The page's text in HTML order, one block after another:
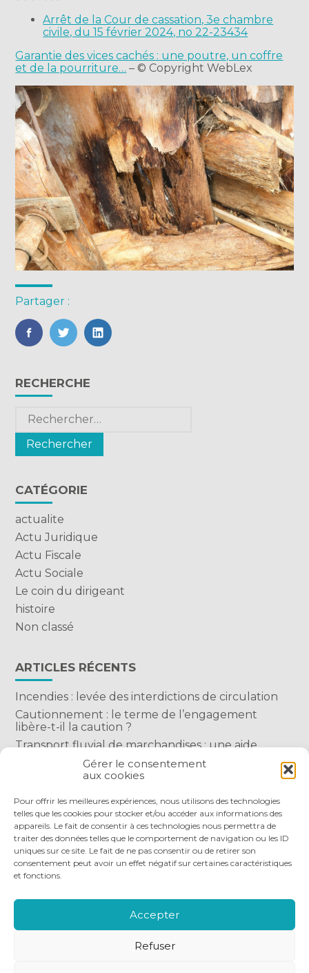
Gérer le consentement
aux cookies
Pour offrir les meilleures expériences, nous utilisons des technologies
telles que les cookies pour stocker et/ou accéder aux informations des
appareils. Le fait de consentir à ces technologies nous permettra de
traiter des données telles que le comportement de navigation ou les ID
uniques sur ce site. Le fait de ne pas consentir ou de retirer son
consentement peut avoir un effet négatif sur certaines caractéristiques
et fonctions.
Accepter
Refuser
Arrêt de la Cour de cassation, 3e chambre
civile, du 15 février 2024, no 22-23434
Garantie des vices cachés : une poutre, un coffre
et de la pourriture… – © Copyright WebLex
Partager :
FaceBook
TwitterLinkedIn
Blog
sidebar
RECHERCHE
Rechercher :
CATÉGORIE
actualite
Actu Juridique
Actu Fiscale
Actu Sociale
Le coin du dirigeant
histoire
Non classé
ARTICLES RÉCENTS
Incendies : levée des interdictions de circulation
Cautionnement : le terme de l’engagement
libère-t-il la caution ?
Transport fluvial de marchandises : une aide
financière bienvenue
Succession : les donations du parent renonçant
Principale
NOS OUTILS DIGITAUX
NOUS REJOINDRE
NOUS CONTACTER